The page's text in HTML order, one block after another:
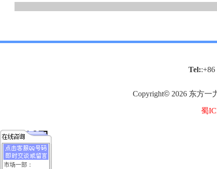
Tel::+86
Copyright© 2026 东方一
蜀
市场一部：